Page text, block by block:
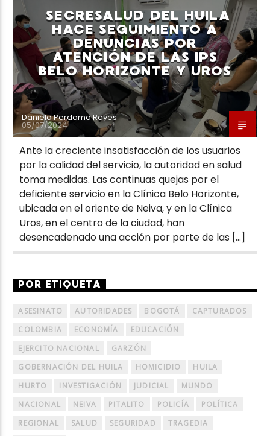
Neiva Estereo
SECRESALUD DEL HUILA
HACE SEGUIMIENTO A
DENUNCIAS POR
ATENCIÓN DE LAS IPS
BELO HORIZONTE Y UROS
Daniela Perdomo Reyes
05/07/2024
Ante la creciente insatisfacción de los usuarios
por la calidad del servicio, la autoridad en salud
toma medidas. Las continuas quejas por el
deficiente servicio en la Clínica Belo Horizonte,
ubicada en el oriente de Neiva, y en la Clínica
Uros, en el centro de la ciudad, han
desencadenado una acción por parte de las […]
POR ETIQUETA
ASESINATO AUTORIDADES BOGOTÁ
CAPTURADOS
COLOMBIA
ECONOMÍA
EDUCACIÓN
EJERCITO NACIONAL
GARZÓN
GOBERNACIÓN DEL HUILA
HOMICIDIO
HUILA
HURTO
INVESTIGACIÓN JUDICIAL
MUNDO
NACIONAL
NEIVA PITALITO POLICÍA
POLÍTICA
REGIONAL
SALUD SEGURIDAD
TRAGEDIA